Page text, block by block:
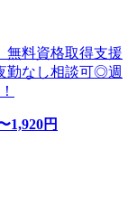
無料資格取得支援
勤なし相談可◎週
1,920円